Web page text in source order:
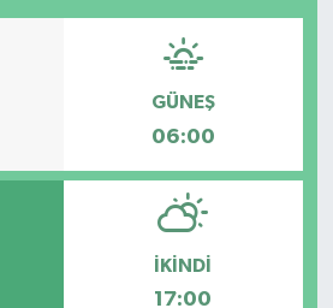
GÜNEŞ
06:00
İKINDI
17:00